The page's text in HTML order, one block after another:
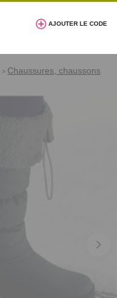
AJOUTER LE CODE
> Chaussures, chaussons